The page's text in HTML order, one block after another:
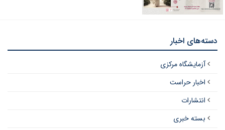
دسته‌های اخبار
آزمایشگاه مرکزی
اخبار حراست
انتشارات
بسته خبری